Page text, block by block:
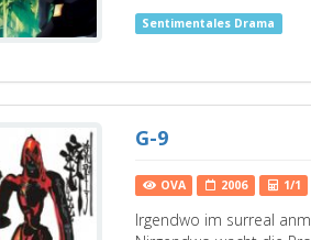
Sentimentales Drama
G-9
OVA 2006 1/1
Irgendwo im surreal